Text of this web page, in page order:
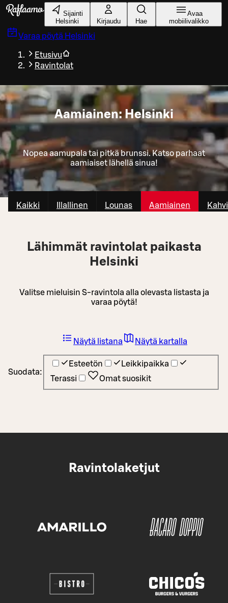
Siirry pääsisältöön
Sijainti
Helsinki
Kirjaudu Hae
Avaa
mobiilivalikko
Varaa pöytä Helsinki
Etusivu
Ravintolat
Aamiainen: Helsinki
Nopea aamupala tai pitkä brunssi. Katso parhaat
aamiaiset lähellä sinua!
Kaikki Illallinen Lounas Aamiainen
Lähimmät ravintolat paikasta
Helsinki
Valitse mieluisin S-ravintola alla olevasta listasta ja
varaa pöytä!
Suodata:
Esteetön
Leikkipaikka
Terassi
Omat suosikit
Näytä listana Näytä kartalla
Ravintolaketjut